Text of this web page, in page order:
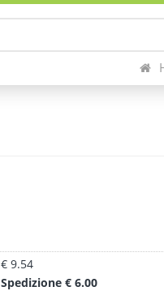
€ 9.54
Spedizione € 6.00